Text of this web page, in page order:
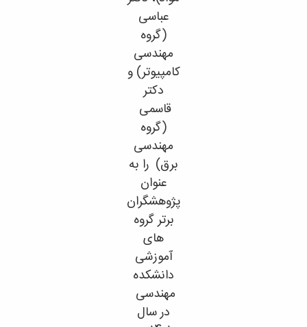
عباسی
(گروه
مهندسی
کامپیوتر) و
دکتر
قاسمی
(گروه
مهندسی
برق) را به
عنوان
پژوهشگران
برتر گروه
های
آموزشی
دانشکده
مهندسی
در سال